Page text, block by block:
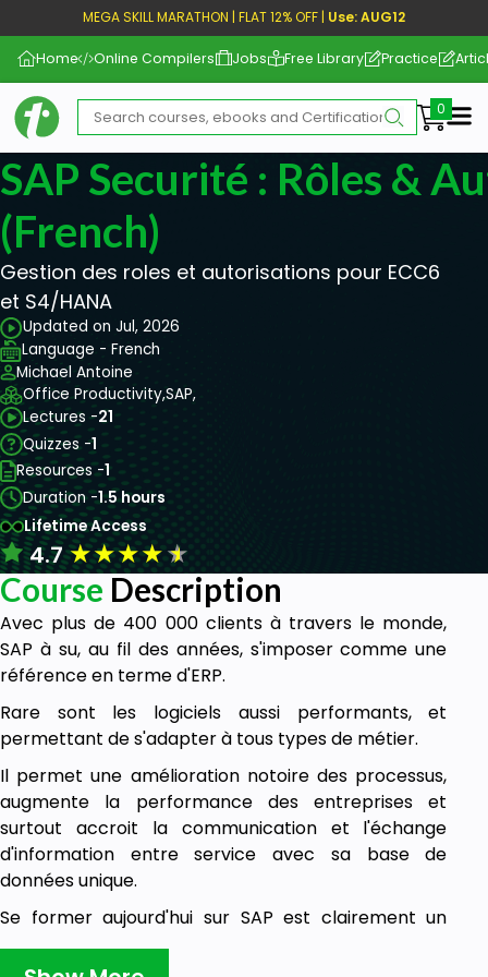
MEGA SKILL MARATHON | FLAT 12% OFF | Use: AUG12
Home Online Compilers Jobs Free Library Practice
SAP Securité : Rôles &
(French)
Gestion des roles et autorisations pour ECC6
et S4/HANA
Updated on Jul, 2026
Language - French
Michael Antoine
Office Productivity,SAP,
Lectures -21
Quizzes -1
Resources -1
Duration -1.5 hours
Lifetime Access
4.7★★★★★
Course Description
Avec plus de 400 000 clients à travers le monde,
SAP à su, au fil des années, s'imposer comme une
référence en terme d'ERP.
Rare sont les logiciels aussi performants, et
permettant de s'adapter à tous types de métier.
Il permet une amélioration notoire des processus,
augmente la performance des entreprises et
surtout accroit la communication et l'échange
d'information entre service avec sa base de
données unique.
Se former aujourd'hui sur SAP est clairement un
excellent choix pour l'avenir. Les domaines
d'application s'élargissent constamment et le